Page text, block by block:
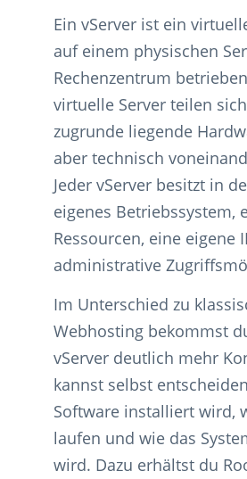
Ein vServer ist ein
auf einem physischen
Rechenzentrum
virtuelle Server teilen
zugrunde liegende
aber technisch
Jeder vServer besitzt in
eigenes Betriebssystem,
Ressourcen, eine eigene
administrative
Im Unterschied zu
Webhosting bekommst
vServer deutlich mehr
kannst selbst
Software installiert wird,
laufen und wie das
wird. Dazu erhältst du